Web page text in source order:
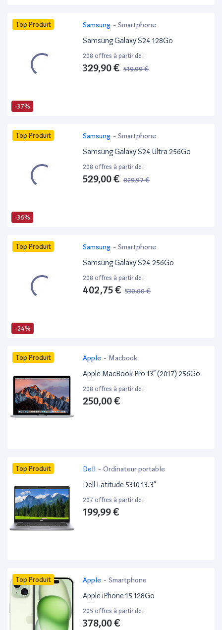
-37%
Top Produit Samsung - Smartphone
Samsung Galaxy S24 128Go
208 offres à partir de :
329,90 € 519,99 €
-36%
Top Produit Samsung - Smartphone
Samsung Galaxy S24 Ultra 256Go
208 offres à partir de :
529,00 € 829,97 €
-24%
Top Produit Samsung - Smartphone
Samsung Galaxy S24 256Go
208 offres à partir de :
402,75 € 530,00 €
Top Produit Apple - Macbook
Apple MacBook Pro 13” (2017) 256Go
208 offres à partir de :
250,00 €
Top Produit Dell - Ordinateur portable
Dell Latitude 5310 13.3”
207 offres à partir de :
199,99 €
Top Produit Apple - Smartphone
Apple iPhone 15 128Go
205 offres à partir de :
378,00 €